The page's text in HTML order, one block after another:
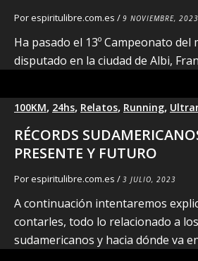
Porespiritulibre.com.es / 9 NOVIEMBRE, 2023
Ha pasado el 13º Campeonato del
disputado en la ciudad de Albi,
100KM, 24hs, Relatos, Running,
RÉCORDS
PRESENTE Y FUTURO
Porespiritulibre.com.es / 3 JULIO, 2023
A continuación intentaremos
contarles, todo lo relacionado a
sudamericanos y hacia dónde va